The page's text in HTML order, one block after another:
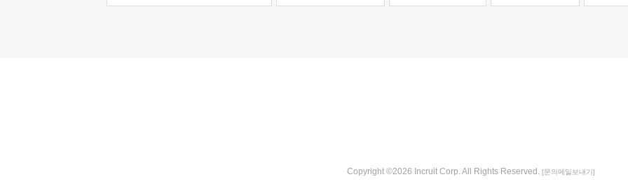
Copyright ©2026 Incruit Corp. All Rights Reserved. [문의메일보내기]